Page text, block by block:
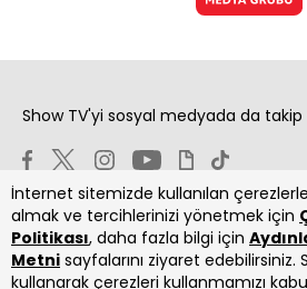
İnternet sitemizde kullanılan
almak ve tercihlerinizi yönetmek için
Politikası, daha fazla bilgi için
Metni sayfalarını ziyaret edebilirsiniz.
kullanarak çerezleri kullanmamızı
Show TV'yi sosyal medyada da takip
Copyright 2026 Show Televizyon